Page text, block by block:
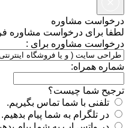
درخواست مشاوره
لطفا برای درخواست مشاوره
درخواست مشاوره برای :
شماره همراه:
ترجیح شما چیست؟
تلفنی با شما تماس بگیریم.
در تلگرام به شما پیام بدهیم.